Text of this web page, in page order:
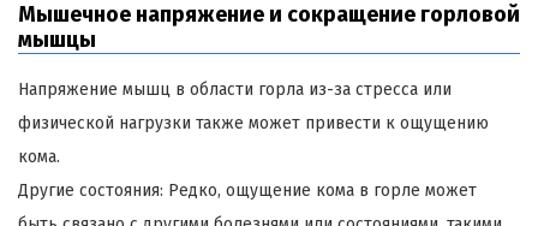
Мышечное напряжение и сокращение горловой
мышцы
Напряжение мышц в области горла из-за стресса или
физической нагрузки также может привести к ощущению
кома.
Другие состояния: Редко, ощущение кома в горле может